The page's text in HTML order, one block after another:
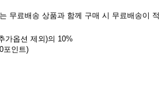
무료배송 상품과 함께 구매 시 무료배송이 적
가옵션 제외)의 10%
포인트)